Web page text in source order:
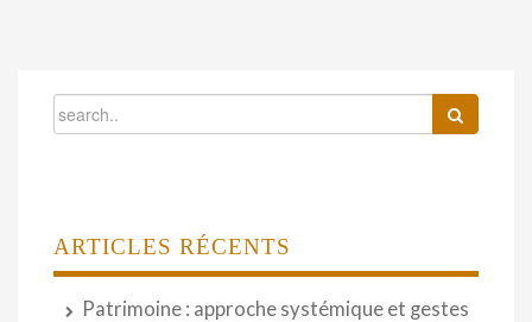
ARTICLES RÉCENTS
Patrimoine : approche systémique et gestes